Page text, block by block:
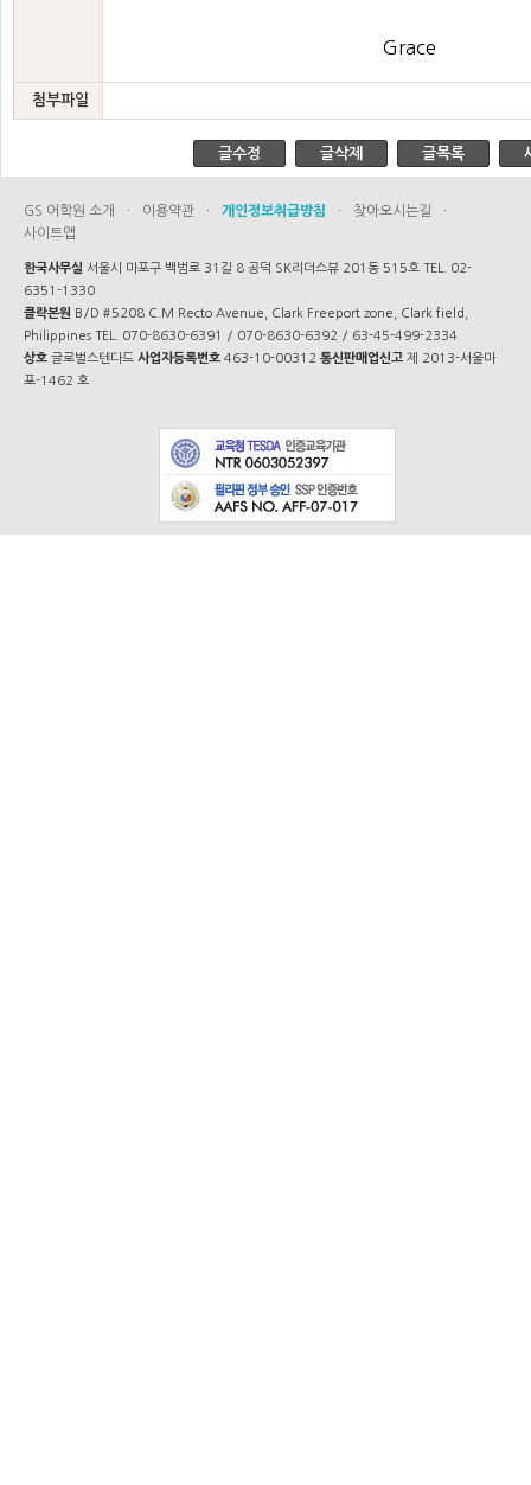
Grace
첨부파일
글수정 글삭제 글목록
GS 어학원 소개 · 이용약관 · 개인정보취급방침 · 찾아오시는길
·
사이트맵
한국사무실 서울시 마포구 백범로 31길 8 공덕 SK리더스뷰 201동 515호 TEL. 02-
6351-1330
클락본원
B/D #5208 C.M Recto Avenue, Clark Freeport zone, Clark field,
Philippines TEL. 070-8630-6391 / 070-8630-6392 / 63-45-499-2334
상호 글로벌스텐다드 사업자등록번호 463-10-00312 통신판매업신고 제 2013-서울마
포-1462 호